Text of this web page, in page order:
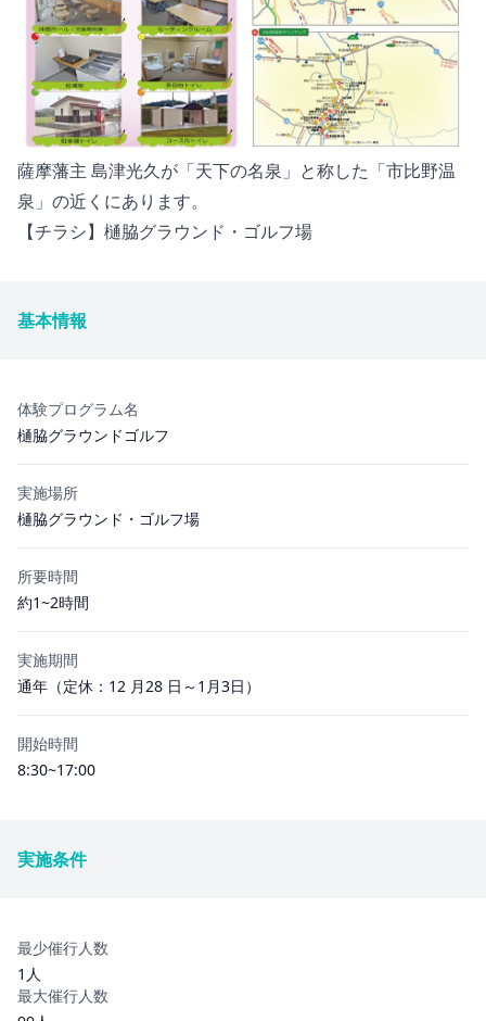
薩摩藩主 島津光久が「天下の名泉」と称した「市比野温
泉」の近くにあります。
【チラシ】樋脇グラウンド・ゴルフ場
基本情報
体験プログラム名
樋脇グラウンドゴルフ
実施場所
樋脇グラウンド・ゴルフ場
所要時間
約1~2時間
実施期間
通年（定休：12 月28 日～1月3日）
開始時間
8:30~17:00
実施条件
最少催行人数
1人
最大催行人数